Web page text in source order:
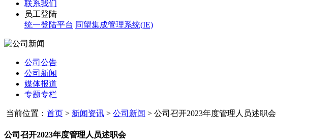
联系我们
员工登陆
统一登陆平台 同望集成管理系统(IE)
公司公告
公司新闻
媒体报道
专题专栏
当前位置： 首页 > 新闻资讯 > 公司新闻 > 公司召开2023年度管理人员述职会
公司召开2023年度管理人员述职会